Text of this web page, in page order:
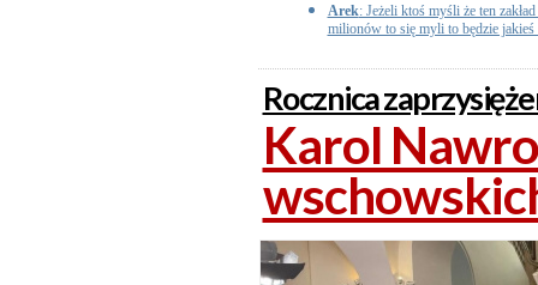
Arek: Jeżeli ktoś myśli że ten
milionów to się myli to będzie
Rocznica
Karol